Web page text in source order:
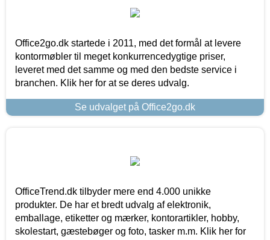
Office2go.dk startede i 2011, med det formål at levere
kontormøbler til meget konkurrencedygtige priser,
leveret med det samme og med den bedste service i
branchen. Klik her for at se deres udvalg.
Se udvalget på Office2go.dk
OfficeTrend.dk tilbyder mere end 4.000 unikke
produkter. De har et bredt udvalg af elektronik,
emballage, etiketter og mærker, kontorartikler, hobby,
skolestart, gæstebøger og foto, tasker m.m. Klik her for